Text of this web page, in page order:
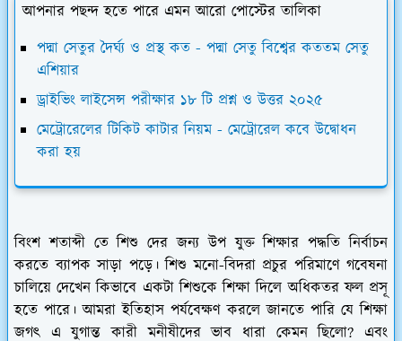
আপনার পছন্দ হতে পারে এমন আরো পোস্টের তালিকা
পদ্মা সেতুর দৈর্ঘ্য ও প্রস্থ কত - পদ্মা সেতু বিশ্বের কততম সেতু
এশিয়ার
ড্রাইভিং লাইসেন্স পরীক্ষার ১৮ টি প্রশ্ন ও উত্তর ২০২৫
মেট্রোরেলের টিকিট কাটার নিয়ম - মেট্রোরেল কবে উদ্বোধন
করা হয়
বিংশ শতাব্দী তে শিশু দের জন্য উপ যুক্ত শিক্ষার পদ্ধতি নির্বাচন
করতে ব্যাপক সাড়া পড়ে। শিশু মনো-বিদরা প্রচুর পরিমাণে গবেষনা
চালিয়ে দেখেন কিভাবে একটা শিশুকে শিক্ষা দিলে অধিকতর ফল প্রসূ
হতে পারে। আমরা ইতিহাস পর্যবেক্ষণ করলে জানতে পারি যে শিক্ষা
জগৎ এ যুগান্ত কারী মনীষীদের ভাব ধারা কেমন ছিলো? এবং